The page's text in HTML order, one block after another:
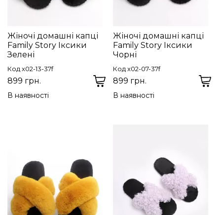
Жіночі домашні капці
Family Story Іксики
Зелені
Код x02-13-37f
899 грн.
В наявності
Жіночі домашні капці
Family Story Іксики
Чорні
Код x02-07-37f
899 грн.
В наявності